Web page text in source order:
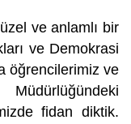
ve anlamlı bir
ve Demokrasi
öğrencilerimiz ve
fidan diktik.